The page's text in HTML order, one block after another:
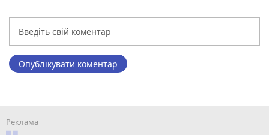
Опублікувати коментар